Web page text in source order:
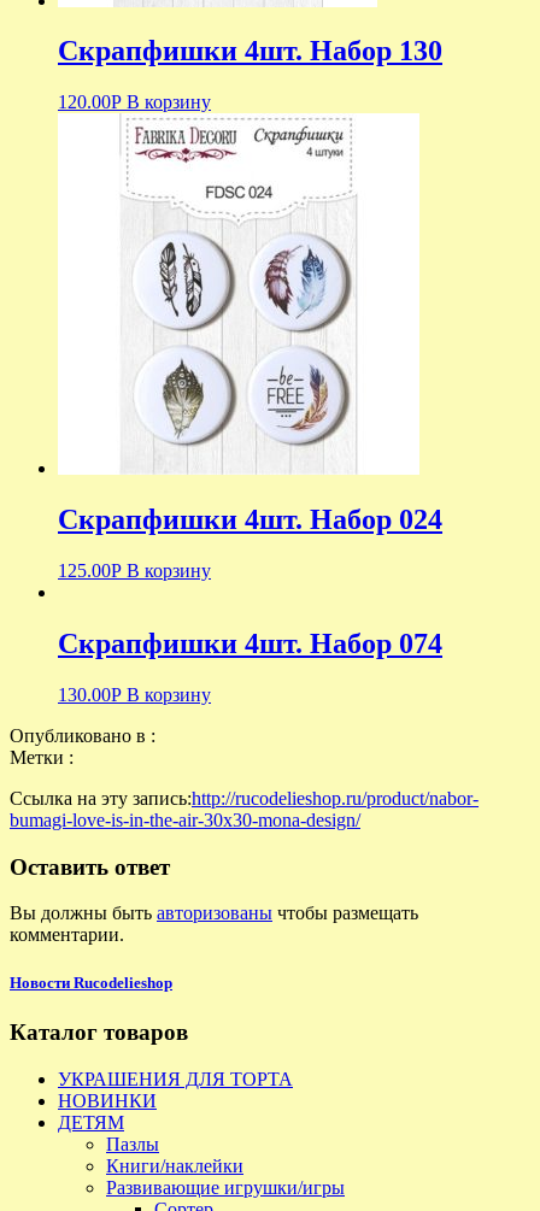
Скрапфишки 4шт. Набор 130
120.00Р В корзину
Скрапфишки 4шт. Набор 024
125.00Р В корзину
Скрапфишки 4шт. Набор 074
130.00Р В корзину
Опубликовано в :
Метки :
Ссылка на эту запись:http://rucodelieshop.ru/product/nabor-
bumagi-love-is-in-the-air-30x30-mona-design/
Оставить ответ
Вы должны быть авторизованы чтобы размещать
комментарии.
Новости Rucodelieshop
Каталог товаров
УКРАШЕНИЯ ДЛЯ ТОРТА
НОВИНКИ
ДЕТЯМ
Пазлы
Книги/наклейки
Развивающие игрушки/игры